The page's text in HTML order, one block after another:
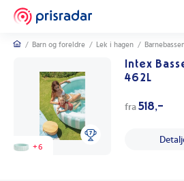
/ Barn og foreldre / Lek i hagen /
+6
Intex
462L
fra 518,-